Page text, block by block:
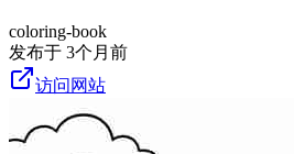
coloring-book
发布于 3个月前
访问网站